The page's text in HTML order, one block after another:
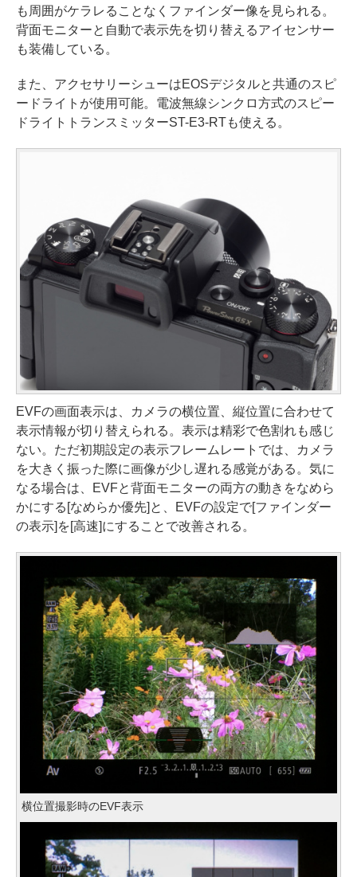
も周囲がケラレることなくファインダー像を見られる。
背面モニターと自動で表示先を切り替えるアイセンサー
も装備している。
また、アクセサリーシューはEOSデジタルと共通のスピ
ードライトが使用可能。電波無線シンクロ方式のスピー
ドライトトランスミッターST-E3-RTも使える。
EVFの画面表示は、カメラの横位置、縦位置に合わせて
表示情報が切り替えられる。表示は精彩で色割れも感じ
ない。ただ初期設定の表示フレームレートでは、カメラ
を大きく振った際に画像が少し遅れる感覚がある。気に
なる場合は、EVFと背面モニターの両方の動きをなめら
かにする[なめらか優先]と、EVFの設定で[ファインダー
の表示]を[高速]にすることで改善される。
横位置撮影時のEVF表示